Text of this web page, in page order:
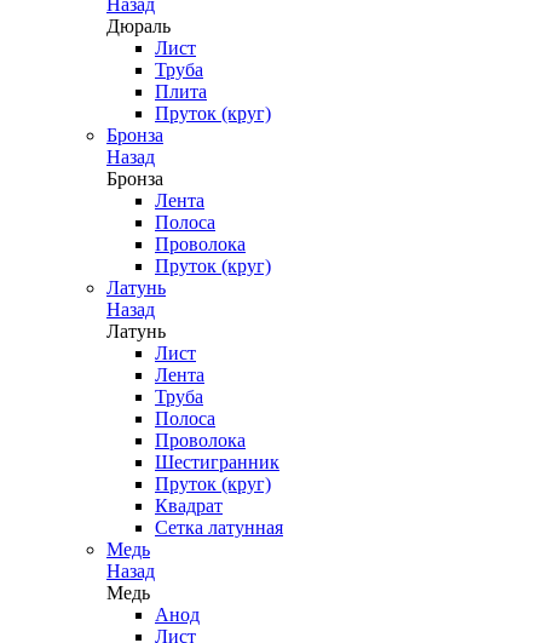
Назад
Дюраль
Лист
Труба
Плита
Пруток (круг)
Бронза
Назад
Бронза
Лента
Полоса
Проволока
Пруток (круг)
Латунь
Назад
Латунь
Лист
Лента
Труба
Полоса
Проволока
Шестигранник
Пруток (круг)
Квадрат
Сетка латунная
Медь
Назад
Медь
Анод
Лист